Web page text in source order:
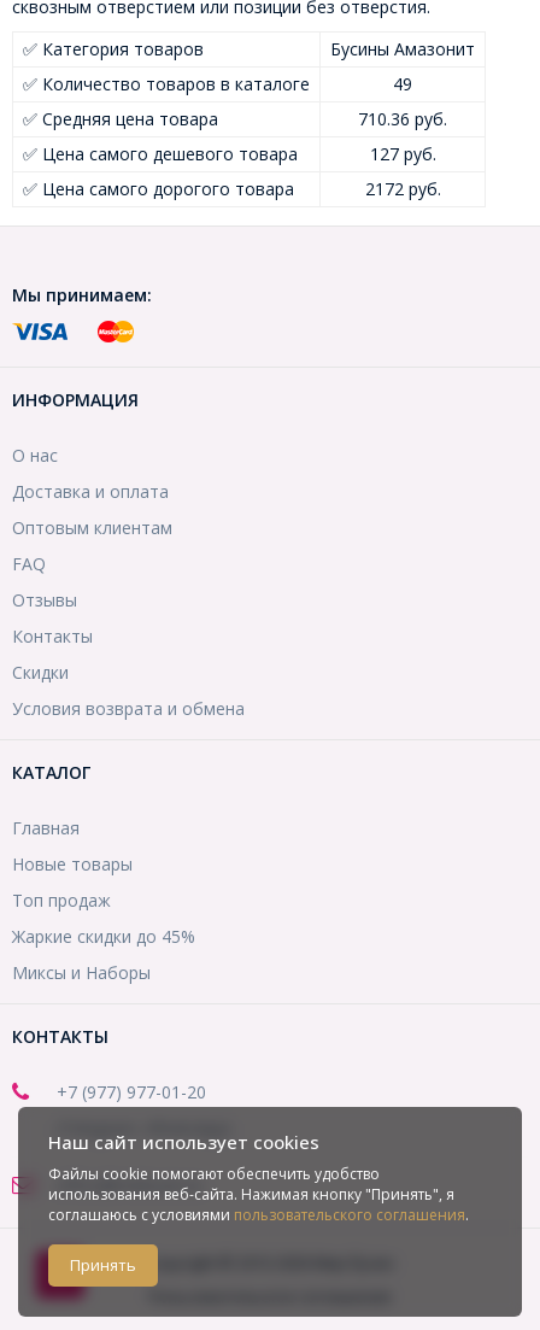
сквозным отверстием или позиции без отверстия.
✅ Категория товаров
Бусины Амазонит
✅ Количество товаров в каталоге
49
✅ Средняя цена товара
710.36 руб.
✅ Цена самого дешевого товара
127 руб.
✅ Цена самого дорогого товара
2172 руб.
Мы принимаем:
ИНФОРМАЦИЯ
О нас
Доставка и оплата
Оптовым клиентам
FAQ
Отзывы
Контакты
Скидки
Условия возврата и обмена
КАТАЛОГ
Главная
Новые товары
Топ продаж
Жаркие скидки до 45%
Миксы и Наборы
КОНТАКТЫ
+7 (977) 977-01-20
office@mirbusin.ru
Наш сайт использует cookies
Файлы cookie помогают обеспечить удобство
использования веб-сайта. Нажимая кнопку "Принять", я
соглашаюсь с условиями пользовательского соглашения.
Принять